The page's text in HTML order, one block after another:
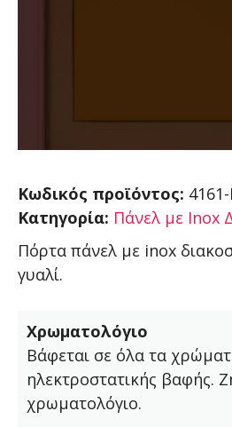
Κωδικός προϊόντος:
Κατηγορία: Πάνελ με Inox
Πόρτα πάνελ με inox
γυαλί.
Χρωματολόγιο
Βάφεται σε όλα τα
ηλεκτροστατικής βαφής.
χρωματολόγιο.